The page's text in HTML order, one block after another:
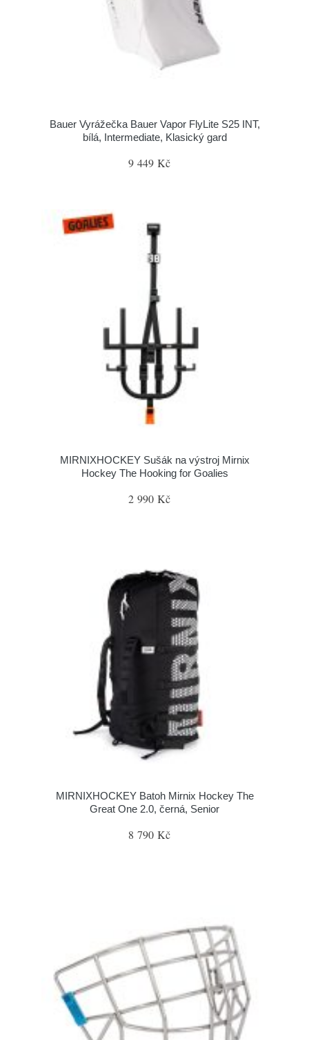
Bauer Vyrážečka Bauer Vapor FlyLite S25 INT,
bílá, Intermediate, Klasický gard
9 449 Kč
MIRNIXHOCKEY Sušák na výstroj Mirnix
Hockey The Hooking for Goalies
2 990 Kč
MIRNIXHOCKEY Batoh Mirnix Hockey The
Great One 2.0, černá, Senior
8 790 Kč